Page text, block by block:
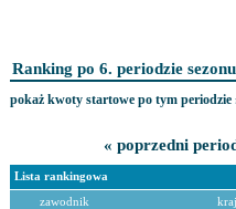
Ranking po 6. periodzie
pokaż kwoty startowe po tym periodzie
« poprzedni
Lista rankingowa
zawodnik kraj